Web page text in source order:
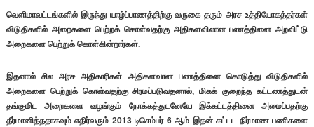
வெளிமாவட்டங்களில் இருந்து யாழ்ப்பாணத்திற்கு வருகை தரும் அரச உத்தியோகத்தர்கள்
விடுதிகளில் அறைகளை பெற்றக் கொள்வதற்கு அதிகளவிலான பணத்தினை அறவிட்டு
அறைகளை பெற்றுக் கொள்கின்றார்கள்.
இதனால் சில அரச அதிகாரிகள் அதிகளவான பணத்தினை கொடுத்து விடுதிகளில்
அறைகளை பெற்றுக் கொள்வதற்கு சிரமப்படுவதனால், மிகக் குறைந்த கட்டணத்துடன்
தங்குமிட அறைகளை வழங்கும் நோக்கத்துடனேயே இக்கட்டத்தினை அமைப்பதற்கு
தீர்மானித்ததாகவும் எதிர்வரும் 2013 டிசெம்பர் 6 ஆம் இதன் கட்டட நிர்மாண பணிகளை